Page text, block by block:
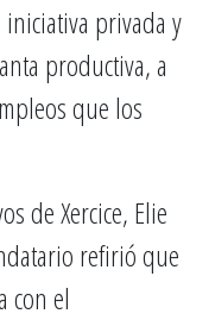
privada y
productiva, a
que los
de Xercice, Elie
refirió que
con el